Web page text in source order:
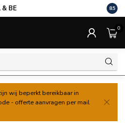
& BE Al
8.5
0
wij beperkt bereikbaar in
- offerte aanvragen per mail